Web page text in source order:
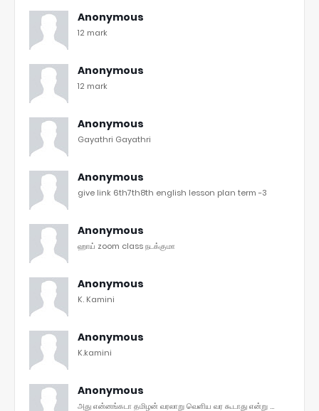
Anonymous
12 mark
Anonymous
12 mark
Anonymous
Gayathri Gayathri
Anonymous
give link 6th7th8th english lesson plan term -3
Anonymous
ஹாய் zoom class நடக்குமா
Anonymous
K. Kamini
Anonymous
K.kamini
Anonymous
அது என்னங்கடா தமிழன் வரலாறு வெளிய வர கூடாது என்று ...